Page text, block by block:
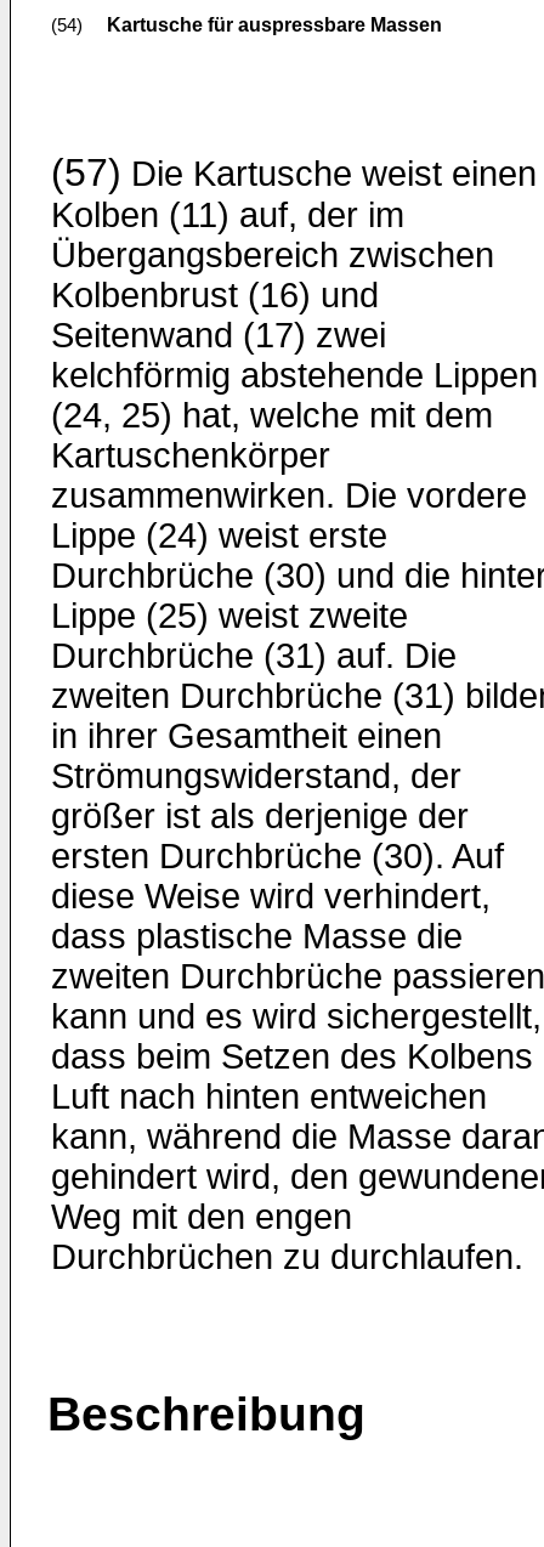
(54) Kartusche für auspressbare Massen
(57) Die Kartusche weist einen
Kolben (11) auf, der im
Übergangsbereich zwischen
Kolbenbrust (16) und
Seitenwand (17) zwei
kelchförmig abstehende Lippen
(24, 25) hat, welche mit dem
Kartuschenkörper
zusammenwirken. Die vordere
Lippe (24) weist erste
Durchbrüche (30) und die
Lippe (25) weist zweite
Durchbrüche (31) auf. Die
zweiten Durchbrüche (31)
in ihrer Gesamtheit einen
Strömungswiderstand, der
größer ist als derjenige der
ersten Durchbrüche (30). Auf
diese Weise wird verhindert,
dass plastische Masse die
zweiten Durchbrüche passieren
kann und es wird sichergestellt,
dass beim Setzen des Kolbens
Luft nach hinten entweichen
kann, während die Masse
gehindert wird, den
Weg mit den engen
Durchbrüchen zu durchlaufen.
Beschreibung